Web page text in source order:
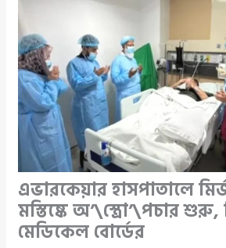
এভারকেয়ার হাসপাতালে
মস্তিষ্কে অ’\স্ত্রো’\পচার শুরু,
মেডিকেল বোর্ডের